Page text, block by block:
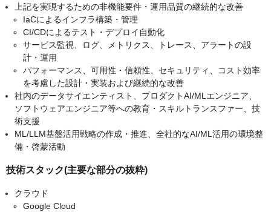
上記を実現するための非機能要件・運用品質の継続的な改善
IaCによるインフラ構築・管理
CI/CDによるテスト・デプロイ自動化
サービス監視、ログ、メトリクス、トレース、アラートの設
計・運用
パフォーマンス、可用性・信頼性、セキュリティ、コスト効率
を考慮した設計・実装および継続的な改善
社内のデータサイエンティスト、プロダクトAI/MLエンジニア、
ソフトウェアエンジニア等への教育・スキルトランスファー、技
術支援
ML/LLM基盤活用戦略の作成・推進、全社的なAI/ML活用の環境整
備・啓蒙活動
技術スタック(主要な部分の抜粋)
クラウド
Google Cloud